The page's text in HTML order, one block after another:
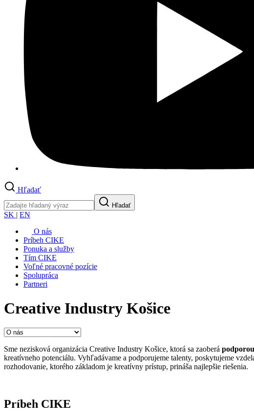
Hľadať
Hľadať
SK | EN
O nás
Príbeh CIKE
Ponuka a služby
Tím CIKE
Voľné pracovné pozície
Spolupráca
Partneri
Creative Industry Košice
Sme nezisková organizácia Creative Industry Košice, ktorá sa zaoberá
kreatívneho potenciálu. Vyhľadávame a podporujeme talenty, poskytujeme
rozhodovanie, ktorého základom je kreatívny prístup, prináša najlepšie riešenia.
Príbeh CIKE